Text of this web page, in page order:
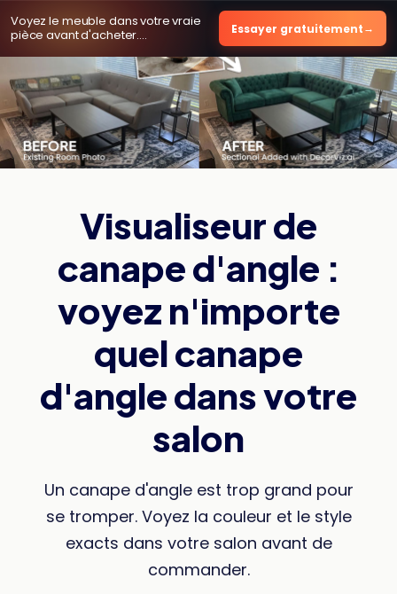
Voyez le meuble dans votre vraie
pièce avant d'acheter.
Essayer gratuitement
Visualiseur de
canape d'angle :
voyez n'importe
quel canape
d'angle dans votre
salon
Un canape d'angle est trop grand pour
se tromper. Voyez la couleur et le style
exacts dans votre salon avant de
commander.